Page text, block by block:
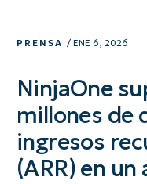
PRENSA / ENE 6, 2026
NinjaOne
millones de
ingresos
(ARR) en